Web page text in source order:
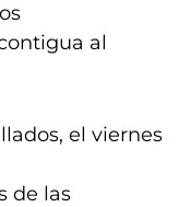
al
el viernes
de las